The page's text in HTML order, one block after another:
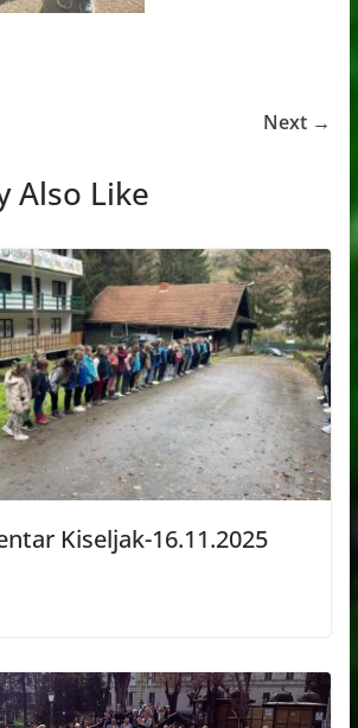
Next →
Also Like
Kiseljak-16.11.2025